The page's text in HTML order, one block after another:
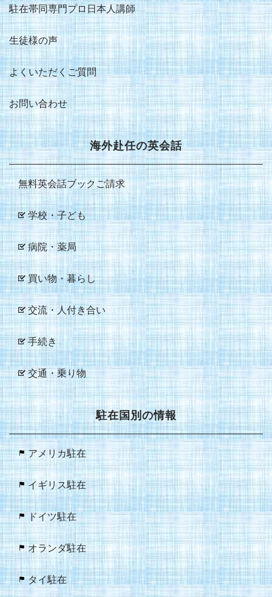
駐在帯同専門プロ日本人講師
生徒様の声
よくいただくご質問
お問い合わせ
海外赴任の英会話
無料英会話ブックご請求
学校・子ども
病院・薬局
買い物・暮らし
交流・人付き合い
手続き
交通・乗り物
駐在国別の情報
アメリカ駐在
イギリス駐在
ドイツ駐在
オランダ駐在
タイ駐在